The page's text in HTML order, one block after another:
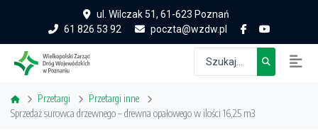
ul. Wilczak 51, 61-623 Poznań
61 826 53 92
poczta@wzdw.pl
Przetargi
Przetargi inne
Sprzedaż surowca drzewnego – drewna opałowego w ilości 16,25 m3